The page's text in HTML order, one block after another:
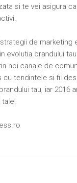
si te vei asigura
de marketing
evolutia brandului
noi canale de
cu tendintele si fii
tau, iar 2016
tale!